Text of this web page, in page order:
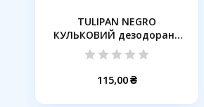
TULIPAN NEGRO
КУЛЬКОВИЙ дезодорант
ПОЛУНИЧНИЙ...
115,00 ₴